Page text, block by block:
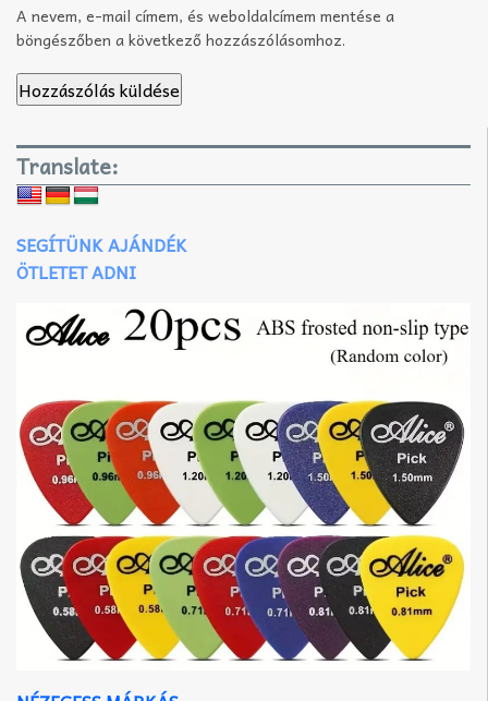
A nevem, e-mail címem, és weboldalcímem mentése a
böngészőben a következő hozzászólásomhoz.
Translate:
SEGÍTÜNK AJÁNDÉK
ÖTLETET ADNI